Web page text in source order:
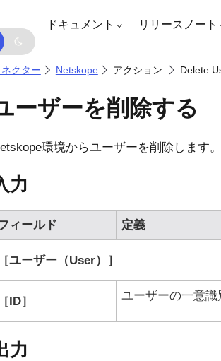
ョンにスキップ
ドキュメント リリースノート
ネクター Netskope アクション Delete
ーザーを削除する
環境からユーザーを削除します。
力
ィールド 定義
ユーザー（User）
ID ユーザーの一意識
力